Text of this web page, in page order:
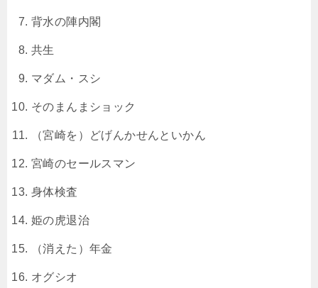
背水の陣内閣
共生
マダム・スシ
そのまんまショック
（宮崎を）どげんかせんといかん
宮崎のセールスマン
身体検査
姫の虎退治
（消えた）年金
オグシオ